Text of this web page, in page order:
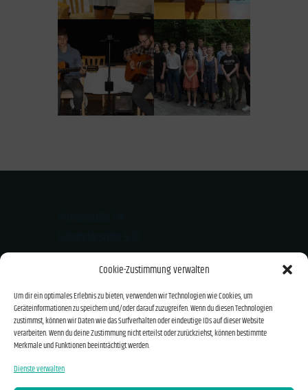
Cookie-Zustimmung verwalten
Um dir ein optimales Erlebnis zu bieten, verwenden wir Technologien wie Cookies, um
Geräteinformationen zu speichern und/oder darauf zuzugreifen. Wenn du diesen Technologien
zustimmst, können wir Daten wie das Surfverhalten oder eindeutige IDs auf dieser Website
verarbeiten. Wenn du deine Zustimmung nicht erteilst oder zurückziehst, können bestimmte
Merkmale und Funktionen beeinträchtigt werden.
Dienste verwalten
Kloster-Mondsee-Str. 20
Tel.: 08541/919626
Email: info@montessori-vilshofen.de